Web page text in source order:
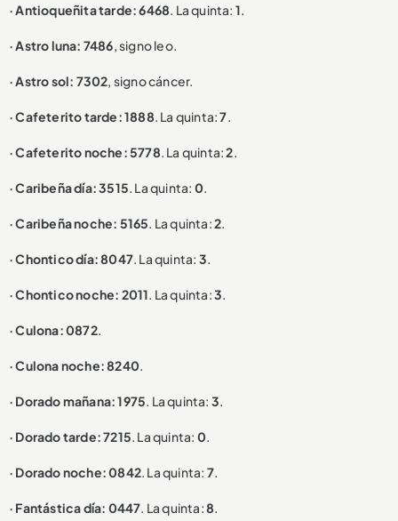
· Antioqueñita tarde: 6468. La quinta: 1.
· Astro luna: 7486, signo leo.
· Astro sol: 7302, signo cáncer.
· Cafeterito tarde: 1888. La quinta:7.
· Cafeterito noche: 5778. La quinta:2.
· Caribeña día: 3515. La quinta: 0.
· Caribeña noche: 5165. La quinta:2.
· Chontico día: 8047. La quinta: 3.
· Chontico noche: 2011. La quinta:3.
· Culona: 0872.
· Culona noche: 8240.
· Dorado mañana: 1975. La quinta: 3.
· Dorado tarde: 7215. La quinta: 0.
· Dorado noche: 0842. La quinta: 7.
· Fantástica día: 0447. La quinta:8.